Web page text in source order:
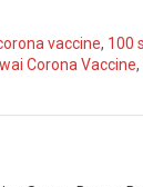
vaccine, 100
Corona Vaccine,